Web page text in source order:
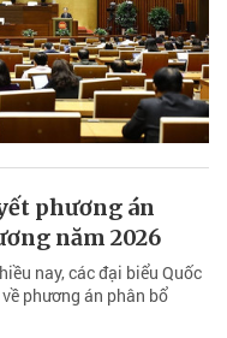
phương án
năm 2026
nay, các đại biểu Quốc
phương án phân bổ